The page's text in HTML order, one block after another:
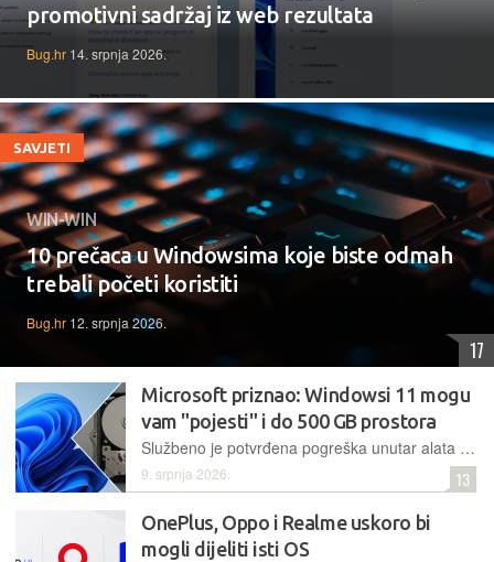
promotivni sadržaj iz web rezultata
Bug.hr 14. srpnja 2026.
SAVJETI
WIN-WIN
10 prečaca u Windowsima koje biste odmah
trebali početi koristiti
Bug.hr 12. srpnja 2026.
17
Microsoft priznao: Windowsi 11 mogu
vam "pojesti" i do 500 GB prostora
Službeno je potvrđena pogreška unutar alata Capability Access Manager zbog koje se jedna njegova datoteka neobuzdano širi, ostavljajući korisnike bez stotina gigabajta slobodnog prostora
9. srpnja 2026. 13
OnePlus, Oppo i Realme uskoro bi
mogli dijeliti isti OS